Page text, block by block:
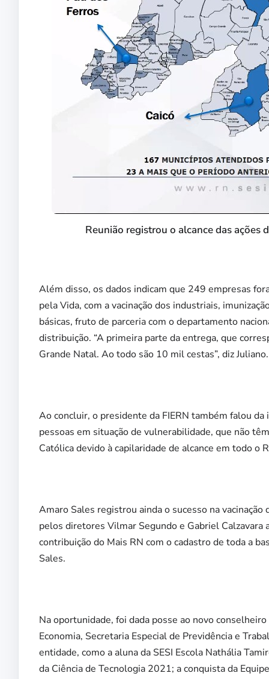
Reunião registrou o alcance das ações
Além disso, os dados indicam que 249 empresas
pela Vida, com a vacinação dos industriais,
básicas, fruto de parceria com o departamento
distribuição. “A primeira parte da entrega, que
Grande Natal. Ao todo são 10 mil cestas”, diz Juliano.
Ao concluir, o presidente da FIERN também falou da
pessoas em situação de vulnerabilidade, que não
Católica devido à capilaridade de alcance em todo o
Amaro Sales registrou ainda o sucesso na
pelos diretores Vilmar Segundo e Gabriel
contribuição do Mais RN com o cadastro de toda a
Sales.
Na oportunidade, foi dada posse ao novo
Economia, Secretaria Especial de Previdência e
entidade, como a aluna da SESI Escola Nathália
da Ciência de Tecnologia 2021; a conquista da